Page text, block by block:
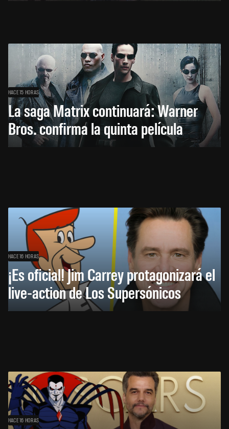
HACE 15 HORAS
La saga Matrix continuará: Warner
Bros. confirma la quinta película
HACE 16 HORAS
¡Es oficial! Jim Carrey protagonizará el
live-action de Los Supersónicos
HACE 16 HORAS